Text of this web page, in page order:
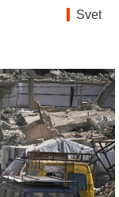
Svet